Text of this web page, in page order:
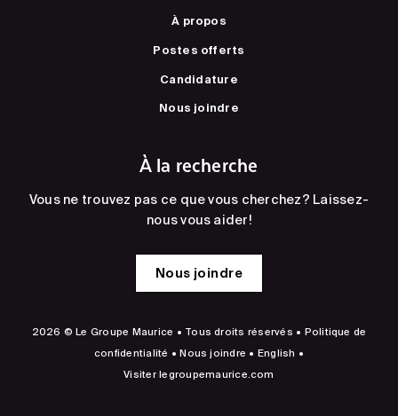
À propos
Postes offerts
Candidature
Nous joindre
À la recherche
Vous ne trouvez pas ce que vous cherchez? Laissez-
nous vous aider!
Nous joindre
2026 © Le Groupe Maurice • Tous droits réservés • Politique de
confidentialité •Nous joindre • English •
Visiterlegroupemaurice.com